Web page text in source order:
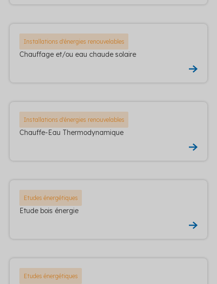
Installations d'énergies renouvelables
Chauffage et/ou eau chaude solaire
Installations d'énergies renouvelables
Chauffe-Eau Thermodynamique
Etudes énergétiques
Etude bois énergie
Etudes énergétiques